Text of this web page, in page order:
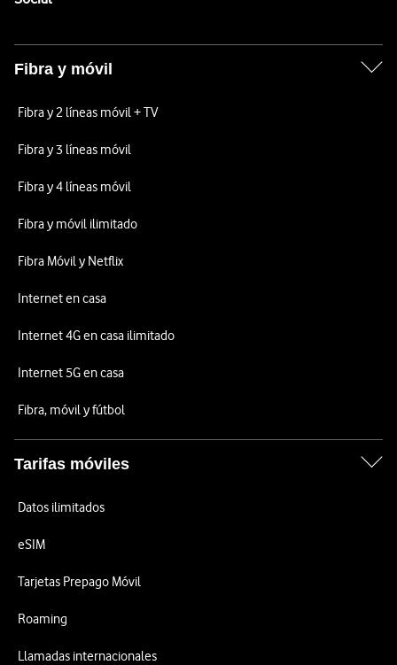
Fibra y móvil
Fibra y 2 líneas móvil + TV
Fibra y 3 líneas móvil
Fibra y 4 líneas móvil
Fibra y móvil ilimitado
Fibra Móvil y Netflix
Internet en casa
Internet 4G en casa ilimitado
Internet 5G en casa
Fibra, móvil y fútbol
Tarifas móviles
Datos ilimitados
eSIM
Tarjetas Prepago Móvil
Roaming
Llamadas internacionales